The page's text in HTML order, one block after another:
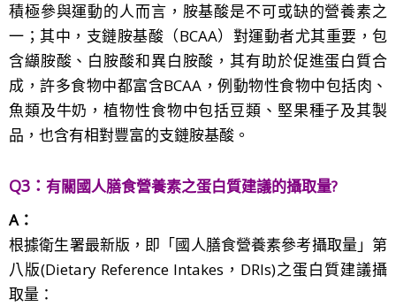
積極參與運動的人而言，胺基酸是不可或缺的營養素之
一；其中，支鏈胺基酸（BCAA）對運動者尤其重要，包
含纈胺酸、白胺酸和異白胺酸，其有助於促進蛋白質合
成，許多食物中都富含BCAA，例動物性食物中包括肉、
魚類及牛奶，植物性食物中包括豆類、堅果種子及其製
品，也含有相對豐富的支鏈胺基酸。
Q3： 有關國人膳食營養素之蛋白質建議的攝取量?
A：
根據衛生署最新版，即「國人膳食營養素參考攝取量」第
八版(Dietary Reference Intakes，DRIs)之蛋白質建議攝
取量：